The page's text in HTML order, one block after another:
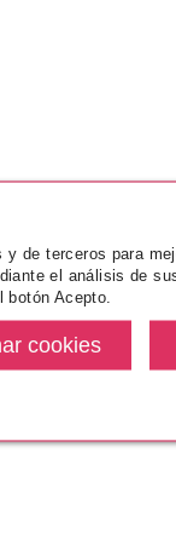
de terceros para
el análisis de
Acepto.